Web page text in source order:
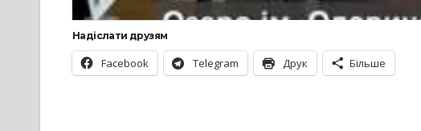
Надіслати друзям
Facebook Telegram Друк Більше